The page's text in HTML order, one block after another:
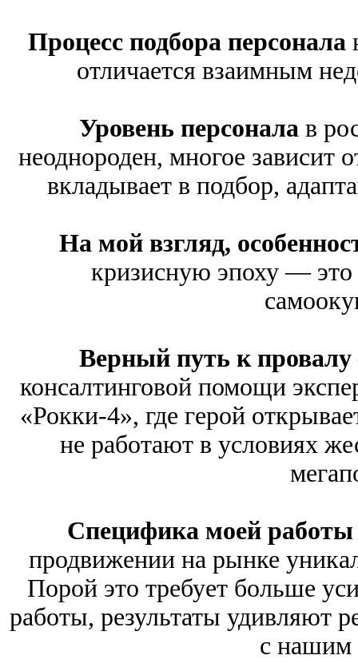
Процесс подбора персонала
отличается взаимным
Уровень персонала в
неоднороден, многое зависит
вкладывает в подбор,
На мой взгляд,
кризисную эпоху — это
Верный путь к провалу
консалтинговой помощи
«Рокки-4», где герой
не работают в условиях
Специфика моей работы
продвижении на рынке
Порой это требует больше
работы, результаты удивляют
с нашим